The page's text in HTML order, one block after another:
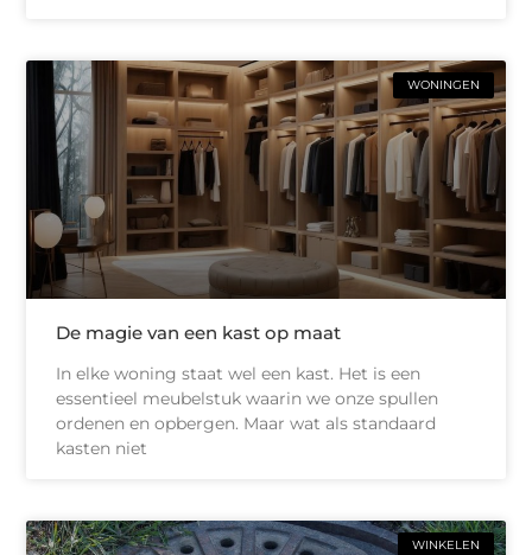
WONINGEN
De magie van een kast op maat
In elke woning staat wel een kast. Het is een
essentieel meubelstuk waarin we onze spullen
ordenen en opbergen. Maar wat als standaard
kasten niet
WINKELEN